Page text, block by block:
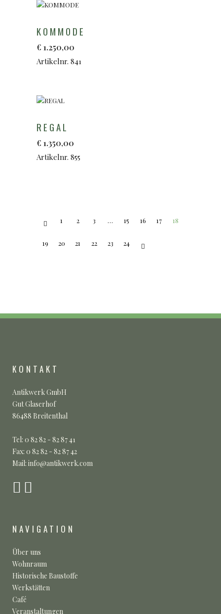
KOMMODE
€ 1.250,00
Artikelnr. 841
REGAL
€ 1.350,00
Artikelnr. 855
1 2 3 … 15 16 17 18
19 20 21 22 23 24
KONTAKT
Antikwerk GmbH
Gut Glaserhof
86488 Breitenthal
Tel: 0 82 82 - 82 87 41
Fax: 0 82 82 - 82 87 42
Mail: info@antikwerk.com
NAVIGATION
Über uns
Wohnraum
Historische Baustoffe
Werkstätten
Café
Veranstaltungen